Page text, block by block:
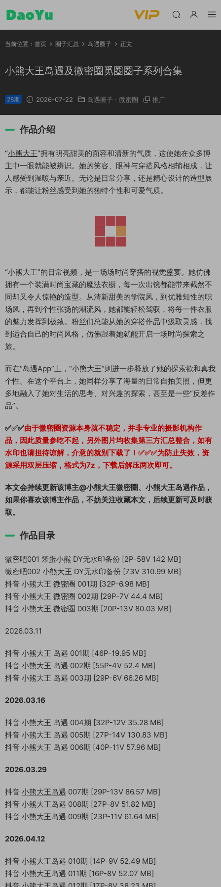
当前位置： 首页 圈子汇总 岛遇圈子 正文
小熊大王岛遇及微密圈觅圈圈子系列合集
28期 2026-07-22 岛遇圈子 · 微密圈 推广
作品介绍
“小熊大王”拥有明亮甜美的面容和清新的气质，这使她在众多博
主中一眼就能被辨识。她的笑容、眼神与穿搭风格相辅相成，让
人感受到温暖与亲近。无论是日常分享，还是精心设计的造型展
示，都能让粉丝感受到她的独特个性和可爱气质。
“小熊大王”的日常视频，是一场场时尚穿搭的视觉盛宴。她仿佛
拥有一个装满时尚宝藏的魔法衣橱，每一次出镜都能带来截然不
同却又令人惊艳的造型。从清新甜美的学院风，到优雅知性的职
场风，再到个性张扬的潮流风，她都能轻松驾驭，将每一件衣服
的魅力发挥到极致。粉丝们总能从她的穿搭作品中汲取灵感，找
到适合自己的时尚风格，仿佛跟着她就能开启一场时尚探索之
旅。
而在“岛遇App”上，“小熊大王”则进一步释放了她的探索欲和真我
个性。在这个平台上，她同样分享了海量的日常自拍美照，但更
多地融入了她对生活的思考、对兴趣的探索，甚至是一些“反差作
品”。
✅✅✅由于微密圈资源本身就不稳定，并非专业的摄影机构作
品，因此质量参吃不起，另外图片均收集第三方汇总整合，如有
水印也请担待谅解，介意的就别下载了！✅✅✅为防止失效，资
源采用双层压缩，格式为7z，下载后解压两次即可。
本文会持续更新该博主@小熊大王微密圈、小熊大王岛遇作品，
如果你喜欢该博主作品，不妨关注收藏本文，后续更新可及时获
取。
作品目录
微密吧001 笨蛋小熊 DY无水印备份 [2P-58V 142 MB]
微密吧002 小熊大王 DY无水印备份 [73V 310.99 MB]
抖音 小熊大王 微密圈 001期 [32P-6.98 MB]
抖音 小熊大王 微密圈 002期 [29P-7V 44.4 MB]
抖音 小熊大王 微密圈 003期 [20P-13V 80.03 MB]
2026.03.11
抖音 小熊大王 岛遇 001期 [46P-19.95 MB]
抖音 小熊大王 岛遇 002期 [55P-4V 52.4 MB]
抖音 小熊大王 岛遇 003期 [29P-6V 66.26 MB]
2026.03.16
抖音 小熊大王 岛遇 004期 [32P-12V 35.28 MB]
抖音 小熊大王 岛遇 005期 [27P-14V 130.83 MB]
抖音 小熊大王 岛遇 006期 [40P-11V 57.96 MB]
2026.03.29
抖音 小熊大王岛遇 007期 [29P-13V 86.57 MB]
抖音 小熊大王岛遇 008期 [27P-8V 51.82 MB]
抖音 小熊大王岛遇 009期 [23P-11V 61.64 MB]
2026.04.12
抖音 小熊大王岛遇 010期 [14P-9V 52.49 MB]
抖音 小熊大王岛遇 011期 [16P-8V 52.07 MB]